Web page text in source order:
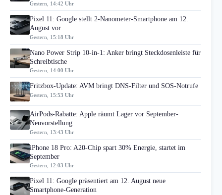
Gestern, 14:42 Uhr
Pixel 11: Google stellt 2-Nanometer-Smartphone am 12.
August vor
Gestern, 15:18 Uhr
Nano Power Strip 10-in-1: Anker bringt Steckdosenleiste für
Schreibtische
Gestern, 14:00 Uhr
Fritzbox-Update: AVM bringt DNS-Filter und SOS-Notrufe
Gestern, 15:53 Uhr
AirPods-Rabatte: Apple räumt Lager vor September-
Neuvorstellung
Gestern, 13:43 Uhr
iPhone 18 Pro: A20-Chip spart 30% Energie, startet im
September
Gestern, 12:03 Uhr
Pixel 11: Google präsentiert am 12. August neue
Smartphone-Generation